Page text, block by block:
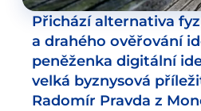
Přichází alternativa
a drahého ověřování
peněženka digitální
velká byznysová
Radomír Pravda z